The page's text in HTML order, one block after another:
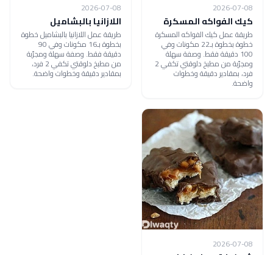
2026-07-08
كيك الفواكه المسكرة
طريقة عمل كيك الفواكه المسكرة
خطوة بخطوة بـ22 مكونات وفي
100 دقيقة فقط. وصفة سهلة
ومجرّبة من مطبخ دلوقتي تكفي 2
فرد، بمقادير دقيقة وخطوات
واضحة.
2026-07-08
اللازانيا بالبشاميل
طريقة عمل اللازانيا بالبشاميل خطوة
بخطوة بـ16 مكونات وفي 90
دقيقة فقط. وصفة سهلة ومجرّبة
من مطبخ دلوقتي تكفي 2 فرد،
بمقادير دقيقة وخطوات واضحة.
2026-07-08